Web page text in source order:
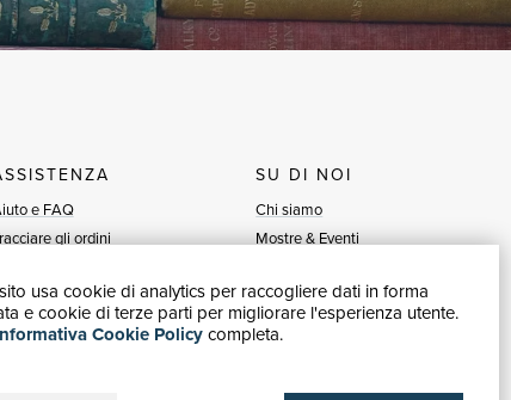
usa cookie di analytics per raccogliere dati in forma
e cookie di terze parti per migliorare l'esperienza utente.
Cookie Policycompleta.
e FAQ
gli ordini
del Docente / 18App
SU DI NOI
Chi siamo
Mostre & Eventi
Blog
Vendi con noi